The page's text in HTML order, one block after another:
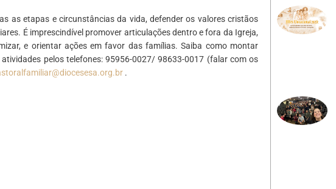
as etapas e circunstâncias da vida, defender os valores cristãos
É imprescindível promover articulações dentro e fora da Igreja,
e orientar ações em favor das famílias. Saiba como montar
pelos telefones: 95956-0027/ 98633-0017 (falar com os
.